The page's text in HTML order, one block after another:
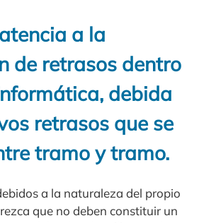
a la
de retrasos dentro
debida
retrasos que se
tramo y tramo.
a la naturaleza del propio
que no deben constituir un